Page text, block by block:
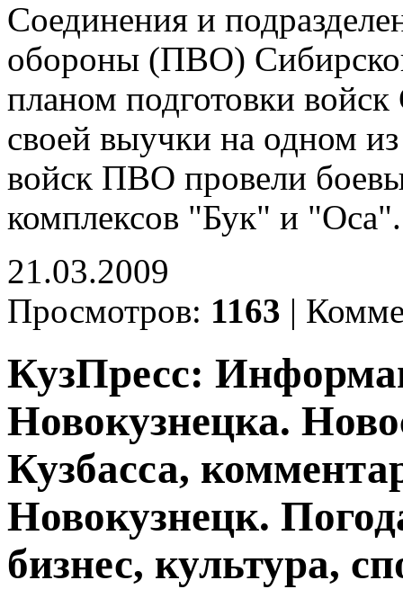
Соединения и
обороны (ПВО)
планом подготовки
своей выучки на одном
войск ПВО провели
комплексов "Бук" и
21.03.2009
Просмотров: 1163 |
КузПресс:
Новокузнецка.
Кузбасса,
Новокузнецк.
бизнес, культура,